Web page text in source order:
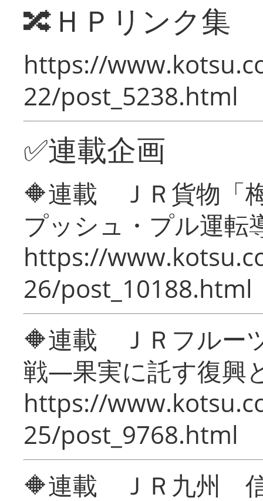
🔀ＨＰリンク集
https://
22/post_5238.html
✅連載企画
🔶連載 ＪＲ貨物「
プッシュ・プル運転
https://
26/post_10188.html
🔶連載 ＪＲフルー
戦―果実に託す復興
https://
25/post_9768.html
🔶連載 ＪＲ九州 信